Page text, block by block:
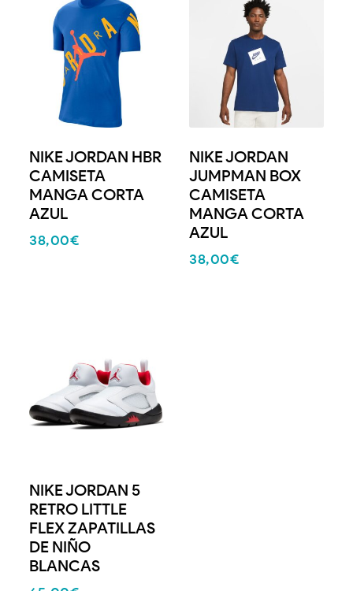
NIKE JORDAN HBR
CAMISETA
MANGA CORTA
AZUL
38,00€
NIKE JORDAN
JUMPMAN BOX
CAMISETA
MANGA CORTA
AZUL
38,00€
NIKE JORDAN 5
RETRO LITTLE
FLEX ZAPATILLAS
DE NIÑO
BLANCAS